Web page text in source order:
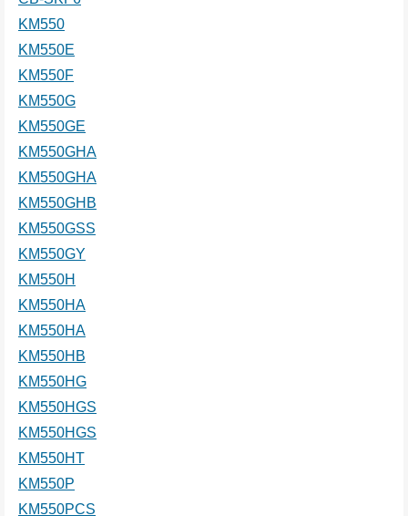
KM550
KM550E
KM550F
KM550G
KM550GE
KM550GHA
KM550GHA
KM550GHB
KM550GSS
KM550GY
KM550H
KM550HA
KM550HA
KM550HB
KM550HG
KM550HGS
KM550HGS
KM550HT
KM550P
KM550PCS